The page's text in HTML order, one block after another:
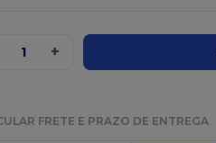
1 +
FRETE E PRAZO DE ENTREGA